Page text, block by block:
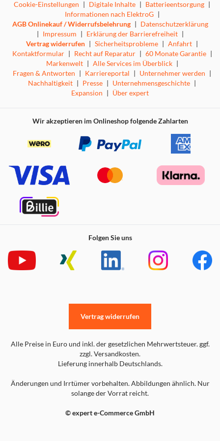
Cookie-Einstellungen | Digitale Inhalte | Batterieentsorgung |
Informationen nach ElektroG |
AGB Onlinekauf / Widerrufsbelehrung | Datenschutzerklärung
| Impressum | Erklärung der Barrierefreiheit |
Vertrag widerrufen | Sicherheitsprobleme | Anfahrt |
Kontaktformular | Recht auf Reparatur | 60 Monate Garantie |
Markenwelt | Alle Services im Überblick |
Fragen & Antworten | Karriereportal | Unternehmer werden |
Nachhaltigkeit | Presse | Unternehmensgeschichte |
Expansion | Über expert
Wir akzeptieren im Onlineshop folgende Zahlarten
Folgen Sie uns
Alle Preise in Euro und inkl. der gesetzlichen Mehrwertsteuer. ggf.
zzgl. Versandkosten.
Lieferung innerhalb Deutschlands.
Änderungen und Irrtümer vorbehalten. Abbildungen ähnlich. Nur
solange der Vorrat reicht.
© expert e-Commerce GmbH
Vertrag widerrufen